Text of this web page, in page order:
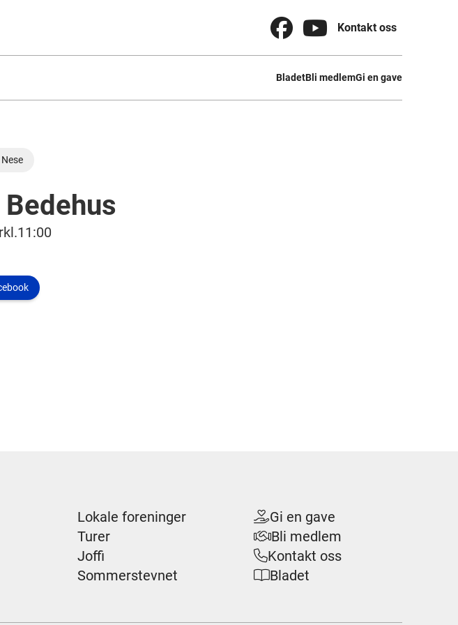
  Kontakt oss
BladetBli medlemGi en gave
kl.11:00
Lokale foreninger
Turer
Joffi
Sommerstevnet
Gi en gave
Bli medlem
Kontakt oss
Bladet